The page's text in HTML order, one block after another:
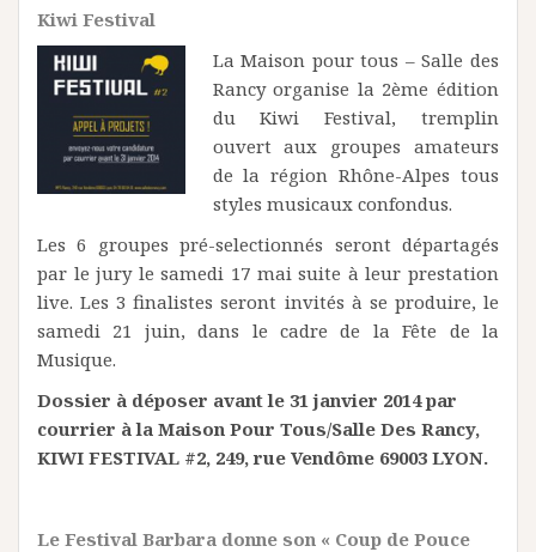
Kiwi Festival
La Maison pour tous – Salle des
Rancy organise la 2ème édition
du Kiwi Festival, tremplin
ouvert aux groupes amateurs
de la région Rhône-Alpes tous
styles musicaux confondus.
Les 6 groupes pré-selectionnés seront départagés
par le jury le samedi 17 mai suite à leur prestation
live. Les 3 finalistes seront invités à se produire, le
samedi 21 juin, dans le cadre de la Fête de la
Musique.
Dossier à déposer avant le 31 janvier 2014 par
courrier à la Maison Pour Tous/Salle Des Rancy,
KIWI FESTIVAL #2, 249, rue Vendôme 69003 LYON.
Le Festival Barbara donne son « Coup de Pouce